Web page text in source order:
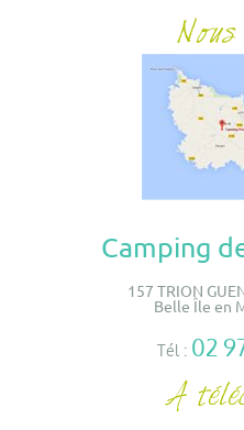
Camping
157 TRION
Belle Île en
Tél : 02